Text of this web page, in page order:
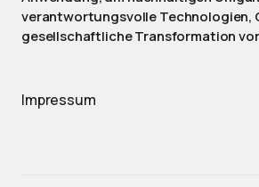
verantwortungsvolle Technologien,
gesellschaftliche Transformation
Impressum